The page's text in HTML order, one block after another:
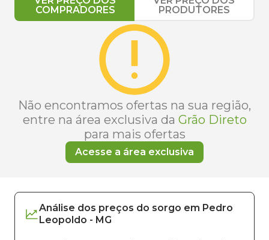
COMPRADORES
PRODUTORES
Não encontramos ofertas na sua região,
entre na área exclusiva da Grão Direto
para mais ofertas
Acesse a área exclusiva
Análise dos preços do sorgo em Pedro
Leopoldo - MG